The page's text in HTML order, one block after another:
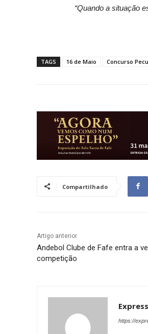
“Quando a situação
TAGS 16 de Maio Concurso
Compartilhado
Artigo anterior
Andebol Clube de Fafe entra a
competição
https://